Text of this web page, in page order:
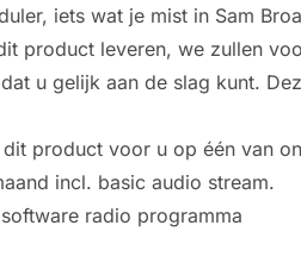
iets wat je mist in Sam
product leveren, we zullen
u gelijk aan de slag kunt.
dit product voor u op één van
incl. basic audio stream.